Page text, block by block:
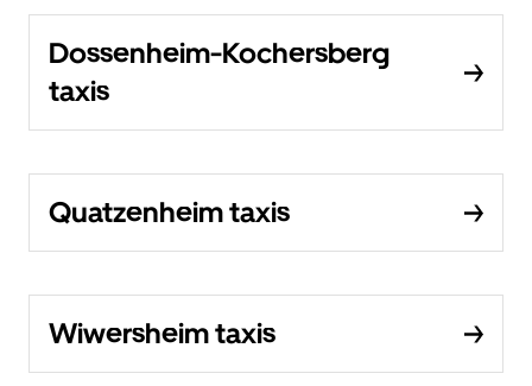
Dossenheim-Kochersberg
taxis
Quatzenheim taxis
Wiwersheim taxis